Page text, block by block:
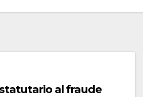
al fraude